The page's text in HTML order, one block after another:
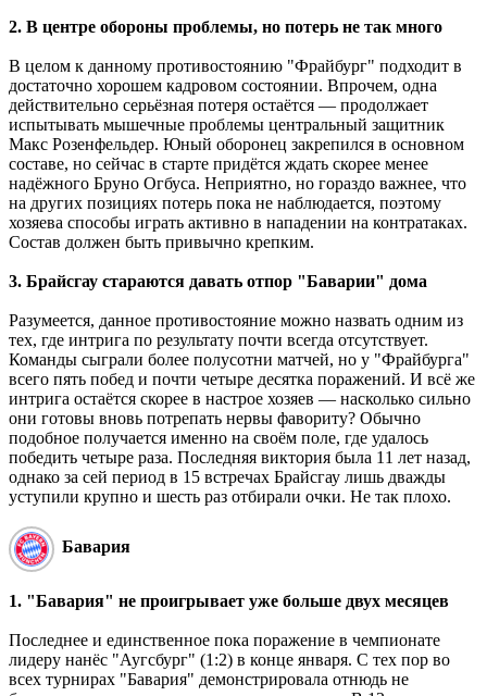
2. В центре обороны проблемы, но потерь не так много
В целом к данному противостоянию "Фрайбург" подходит в
достаточно хорошем кадровом состоянии. Впрочем, одна
действительно серьёзная потеря остаётся — продолжает
испытывать мышечные проблемы центральный защитник
Макс Розенфельдер. Юный оборонец закрепился в основном
составе, но сейчас в старте придётся ждать скорее менее
надёжного Бруно Огбуса. Неприятно, но гораздо важнее, что
на других позициях потерь пока не наблюдается, поэтому
хозяева способы играть активно в нападении на контратаках.
Состав должен быть привычно крепким.
3. Брайсгау стараются давать отпор "Баварии" дома
Разумеется, данное противостояние можно назвать одним из
тех, где интрига по результату почти всегда отсутствует.
Команды сыграли более полусотни матчей, но у "Фрайбурга"
всего пять побед и почти четыре десятка поражений. И всё же
интрига остаётся скорее в настрое хозяев — насколько сильно
они готовы вновь потрепать нервы фавориту? Обычно
подобное получается именно на своём поле, где удалось
победить четыре раза. Последняя виктория была 11 лет назад,
однако за сей период в 15 встречах Брайсгау лишь дважды
уступили крупно и шесть раз отбирали очки. Не так плохо.
Бавария
1. "Бавария" не проигрывает уже больше двух месяцев
Последнее и единственное пока поражение в чемпионате
лидеру нанёс "Аугсбург" (1:2) в конце января. С тех пор во
всех турнирах "Бавария" демонстрировала отнюдь не